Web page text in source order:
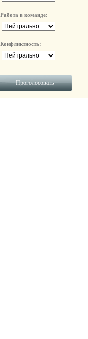
Работа в команде:
Конфликтность: